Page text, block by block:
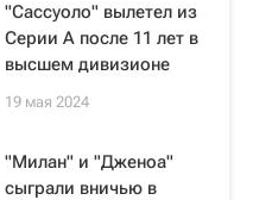
"Сассуоло" вылетел из
Серии А после 11 лет в
высшем дивизионе
19 мая 2024
"Милан" и "Дженоа"
сыграли вничью в